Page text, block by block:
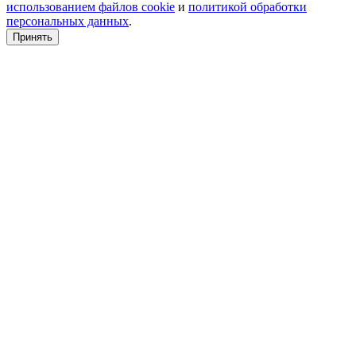
использованием файлов cookie и политикой обработки
персональных данных.
Принять